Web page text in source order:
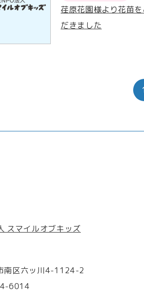
荏原花園様より花苗
だきました
南区六ッ川4-1124-2
6014